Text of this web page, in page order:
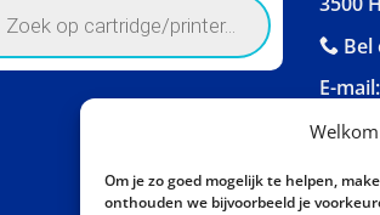
Om je zo goed mogelijk te helpen,
onthouden we bijvoorbeeld je
Bel
E-mail: